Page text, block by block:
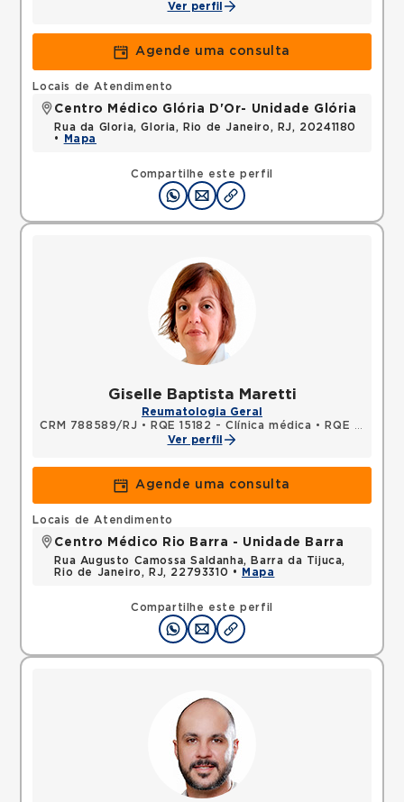
Ver perfil
Agende uma consulta
Compartilhe este perfil
Locais de Atendimento
Centro Médico Glória D'Or- Unidade Glória
Rua da Gloria, Gloria, Rio de Janeiro, RJ, 20241180
•
Mapa
Giselle Baptista Maretti
Reumatologia Geral
CRM 788589/RJ • RQE 15182 - Clínica médica •
RQE 17209 - Reumatologia
Ver perfil
Agende uma consulta
Compartilhe este perfil
Locais de Atendimento
Centro Médico Rio Barra - Unidade Barra
Rua Augusto Camossa Saldanha, Barra da Tijuca,
Rio de Janeiro, RJ, 22793310 •
Mapa